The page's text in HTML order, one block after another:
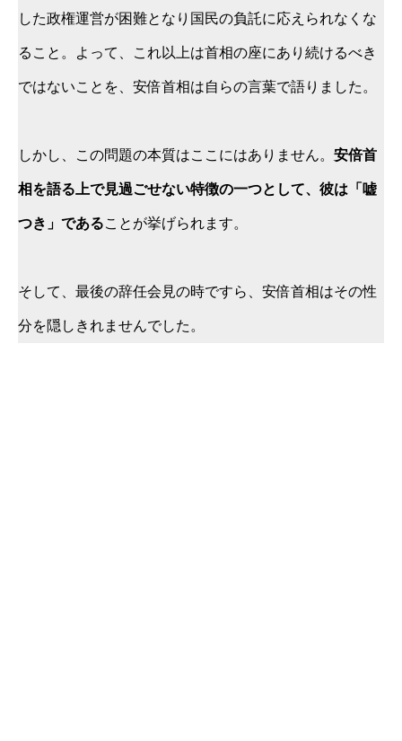
した政権運営が困難となり国民の負託に応えられなくな
ること。よって、これ以上は首相の座にあり続けるべき
ではないことを、安倍首相は自らの言葉で語りました。
しかし、この問題の本質はここにはありません。 安倍首
相を語る上で見過ごせない特徴の一つとして、彼は「嘘
つき」であることが挙げられます。
そして、最後の辞任会見の時ですら、安倍首相はその性
分を隠しきれませんでした。